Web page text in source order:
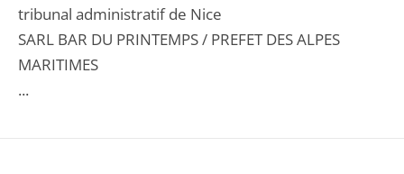
tribunal administratif de Nice
SARL BAR DU PRINTEMPS / PREFET DES ALPES
MARITIMES
...